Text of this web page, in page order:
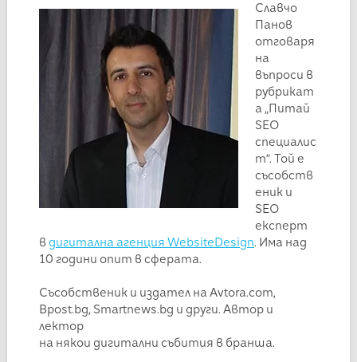
Славчо
Панов
отговаря
на
въпроси в
рубрикат
а „Питай
SEO
специалис
т”. Той е
съсобств
еник и
SEO
експерт
в дигитална агенция WebsiteDesign. Има над
10 години опит в сферата.
Съсобственик и издател на Avtora.com,
Bpost.bg, Smartnews.bg и други. Автор и
лектор
на някои дигитални събития в бранша.